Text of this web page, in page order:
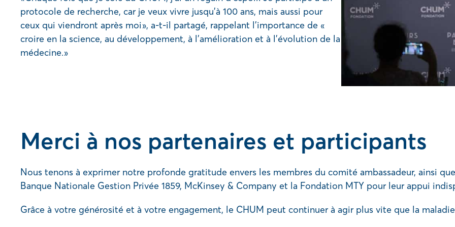
protocole de recherche, car je veux vivre jusqu’à 100 ans, mais aussi pour
ceux qui viendront après moi », a-t-il partagé, rappelant l’importance de «
croire en la science, au développement, à l’amélioration et à l’évolution de la
médecine. »
Merci à nos partenaires et participants
Nous tenons à exprimer notre profonde gratitude envers les membres du comité ambassadeur, ainsi
Banque Nationale Gestion Privée 1859, McKinsey & Company et la Fondation MTY pour leur appui
Grâce à votre générosité et à votre engagement, le CHUM peut continuer à agir plus vite que la